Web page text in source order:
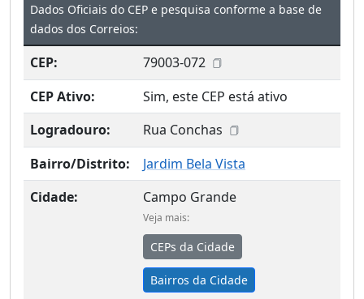
Dados Oficiais do CEP e pesquisa conforme a base de
dados dos Correios:
CEP:
79003-072
CEP Ativo:
Sim, este CEP está ativo
Logradouro:
Rua Conchas
Bairro/Distrito:
Jardim Bela Vista
Cidade:
Campo Grande
Veja mais:
CEPs da Cidade
Bairros da Cidade